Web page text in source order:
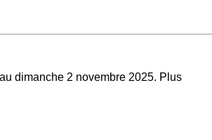
dimanche 2 novembre 2025. Plus